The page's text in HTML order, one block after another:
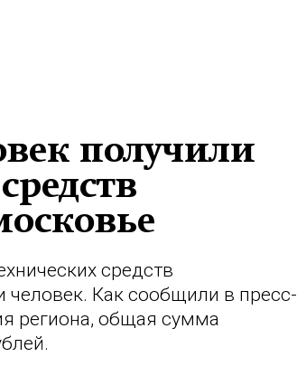
получили
средств
человек. Как сообщили в пресс-
региона, общая сумма